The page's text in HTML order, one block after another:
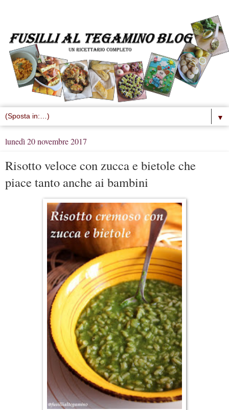
▼
lunedì 20 novembre 2017
Risotto veloce con zucca e bietole che
piace tanto anche ai bambini